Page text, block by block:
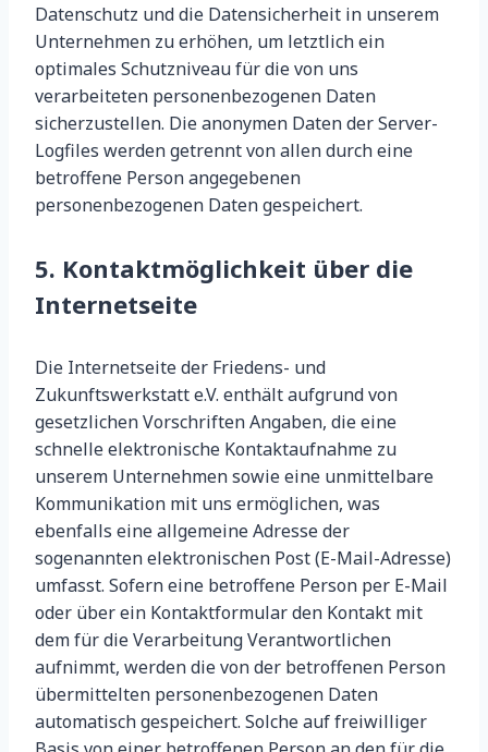
Datenschutz und die Datensicherheit in unserem
Unternehmen zu erhöhen, um letztlich ein
optimales Schutzniveau für die von uns
verarbeiteten personenbezogenen Daten
sicherzustellen. Die anonymen Daten der Server-
Logfiles werden getrennt von allen durch eine
betroffene Person angegebenen
personenbezogenen Daten gespeichert.
5. Kontaktmöglichkeit über die
Internetseite
Die Internetseite der Friedens- und
Zukunftswerkstatt e.V. enthält aufgrund von
gesetzlichen Vorschriften Angaben, die eine
schnelle elektronische Kontaktaufnahme zu
unserem Unternehmen sowie eine unmittelbare
Kommunikation mit uns ermöglichen, was
ebenfalls eine allgemeine Adresse der
sogenannten elektronischen Post (E-Mail-Adresse)
umfasst. Sofern eine betroffene Person per E-Mail
oder über ein Kontaktformular den Kontakt mit
dem für die Verarbeitung Verantwortlichen
aufnimmt, werden die von der betroffenen Person
übermittelten personenbezogenen Daten
automatisch gespeichert. Solche auf freiwilliger